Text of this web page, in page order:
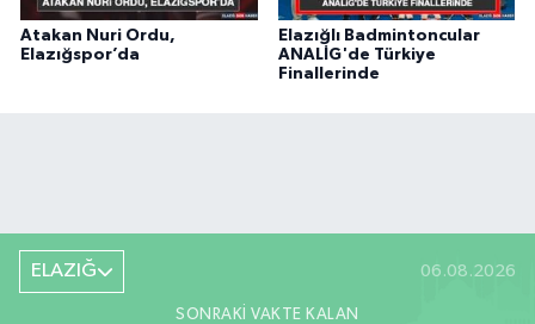
Atakan Nuri Ordu,
Elazığspor’da
Elazığlı Badmintoncular
ANALİG'de Türkiye
Finallerinde
ELAZIĞ 06.08.2026
SONRAKI VAKTE KALAN